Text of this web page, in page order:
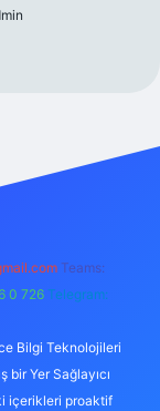
Teams:
0 726 Telegram:
Bilgi Teknolojileri
bir Yer Sağlayıcı
içerikleri proaktif